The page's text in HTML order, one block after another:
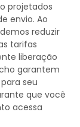
projetados
envio. Ao
reduzir
tarifas
liberação
garantem
seu
que você
acessa